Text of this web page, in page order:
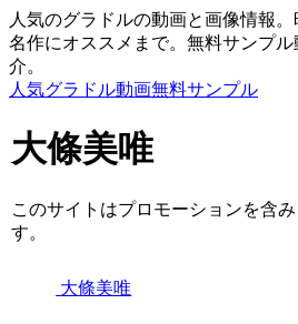
人気のグラドルの動画と画像情報
名作にオススメまで。無料サンプ
介。
人気グラドル動画無料サンプル
大條美唯
このサイトはプロモーションを含み
す。
大條美唯